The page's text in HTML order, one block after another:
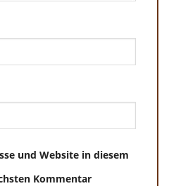
und Website in diesem
Kommentar